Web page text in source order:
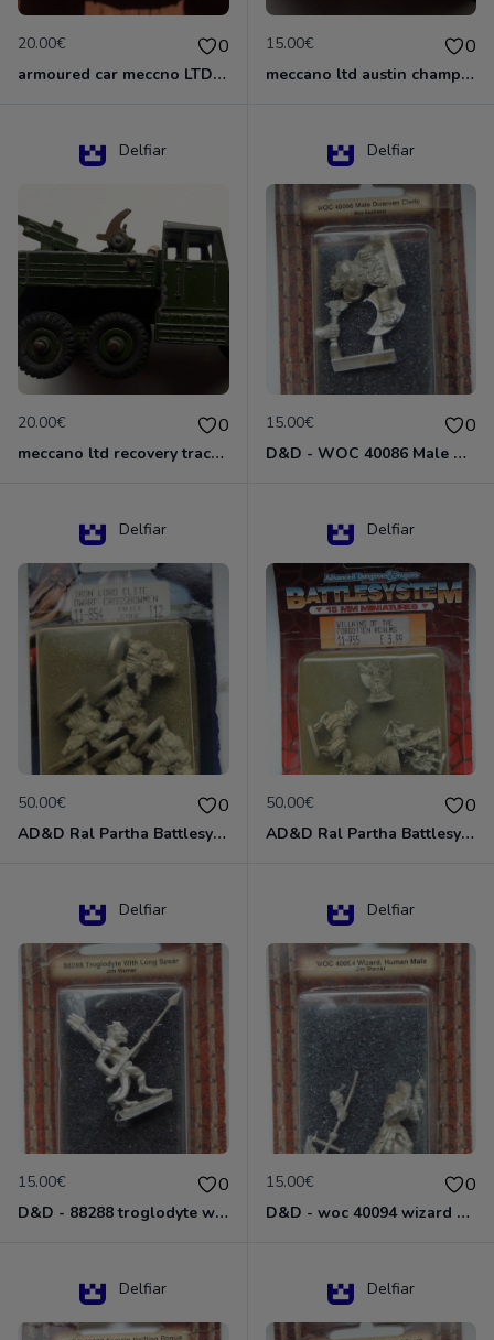
20.00€ 0
armoured car meccno LTD N°670
15.00€ 0
meccano ltd austin champ N°674
Delfiar
20.00€ 0
meccano ltd recovery tractor N°661
Delfiar
15.00€ 0
D&D - WOC 40086 Male Dwarven Cleric Miniature - Donjons Dragons
Delfiar
50.00€ 0
AD&D Ral Partha Battlesystem Miniatures Pack Iron Lord Dwarf Crossbowmen 11-854
Delfiar
50.00€ 0
AD&D Ral Partha Battlesystem Villains/Forgotten Realms 11-955 Miniatures
Delfiar
15.00€ 0
D&D - 88288 troglodyte with long Miniature - Donjons Dragons
Delfiar
15.00€ 0
D&D - woc 40094 wizard human male Miniature - Donjons Dragons
Delfiar Delfiar